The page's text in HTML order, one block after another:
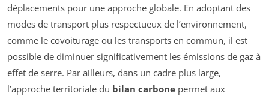
déplacements pour une approche globale. En adoptant des
modes de transport plus respectueux de l’environnement,
comme le covoiturage ou les transports en commun, il est
possible de diminuer significativement les émissions de gaz à
effet de serre. Par ailleurs, dans un cadre plus large,
l’approche territoriale du bilan carbone permet aux